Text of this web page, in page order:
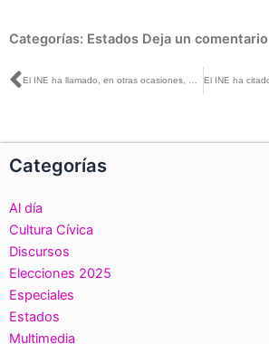
Categorías: Estados Deja un comentario
Ant
Categorías
Al día
Cultura Cívica
Discursos
Elecciones 2025
Especiales
Estados
Multimedia